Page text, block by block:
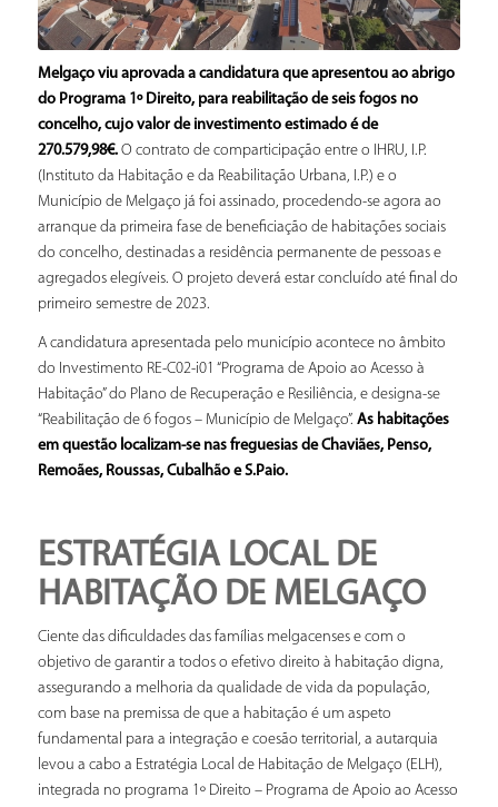
Melgaço viu aprovada a candidatura que apresentou ao abrigo
do Programa 1º Direito, para reabilitação de seis fogos no
concelho, cujo valor de investimento estimado é de
270.579,98€.O contrato de comparticipação entre o IHRU, I.P.
(Instituto da Habitação e da Reabilitação Urbana, I.P.) e o
Município de Melgaço já foi assinado, procedendo-se agora ao
arranque da primeira fase de beneficiação de habitações sociais
do concelho, destinadas a residência permanente de pessoas e
agregados elegíveis. O projeto deverá estar concluído até final do
primeiro semestre de 2023.
A candidatura apresentada pelo município acontece no âmbito
do Investimento RE‐C02‐i01 “Programa de Apoio ao Acesso à
Habitação” do Plano de Recuperação e Resiliência, e designa-se
“Reabilitação de 6 fogos – Município de Melgaço”. As habitações
em questão localizam-se nas freguesias de Chaviães, Penso,
Remoães, Roussas, Cubalhão e S.Paio.
ESTRATÉGIA LOCAL DE
HABITAÇÃO DE MELGAÇO
Ciente das dificuldades das famílias melgacenses e com o
objetivo de garantir a todos o efetivo direito à habitação digna,
assegurando a melhoria da qualidade de vida da população,
com base na premissa de que a habitação é um aspeto
fundamental para a integração e coesão territorial, a autarquia
levou a cabo a Estratégia Local de Habitação de Melgaço (ELH),
integrada no programa 1º Direito – Programa de Apoio ao Acesso